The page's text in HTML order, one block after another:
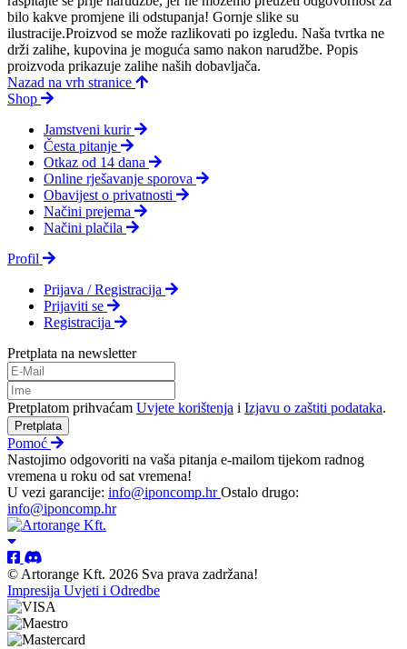
bilo kakve promjene ili odstupanja! Gornje slike su
ilustracije.Proizvod se može razlikovati po izgledu. Naša tvrtka ne
drži zalihe, kupovina je moguća samo nakon narudžbe. Popis
proizvoda prikazuje zalihe naših dobavljača.
Nazad na vrh stranice
Shop
Jamstveni kurir
Česta pitanje
Otkaz od 14 dana
Online rješavanje sporova
Obavijest o privatnosti
Načini prejema
Načini plačila
Profil
Prijava / Registracija
Prijaviti se
Registracija
Pretplata na newsletter
Pretplatom prihvaćam Uvjete korištenja i Izjavu o zaštiti podataka.
Pretplata
Pomoć
Nastojimo odgovoriti na vaša pitanja e-mailom tijekom radnog
vremena u roku od sat vremena!
U vezi garancije: info@iponcomp.hrOstalo drugo:
info@iponcomp.hr
© Artorange Kft. 2026 Sva prava zadržana!
Impresija Uvjeti i Odredbe